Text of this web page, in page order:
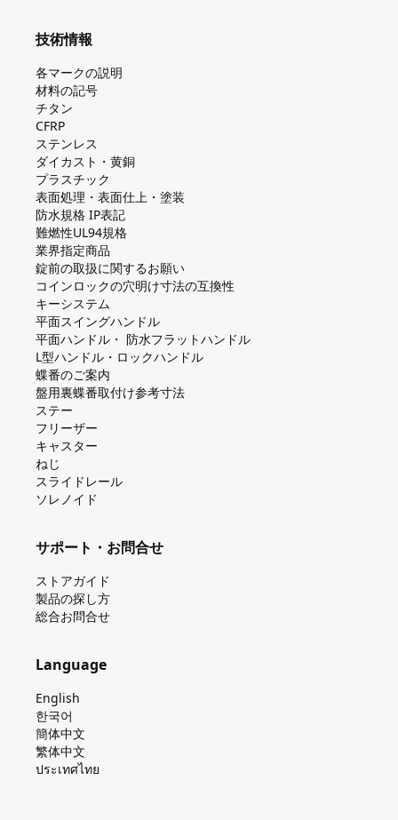
技術情報
各マークの説明
材料の記号
チタン
CFRP
ステンレス
ダイカスト・⻩銅
プラスチック
表面処理・表面仕上・塗装
防⽔規格 IP表記
難燃性UL94規格
業界指定商品
錠前の取扱に関するお願い
コインロックの⽳明け⼨法の互換性
キーシステム
平⾯スイングハンドル
平⾯ハンドル・ 防⽔フラットハンドル
L型ハンドル・ロックハンドル
蝶番のご案内
盤⽤裏蝶番取付け参考⼨法
ステー
フリーザー
キャスター
ねじ
スライドレール
ソレノイド
サポート・お問合せ
ストアガイド
製品の探し⽅
総合お問合せ
Language
English
한국어
簡体中文
繁体中文
ประเทศไทย